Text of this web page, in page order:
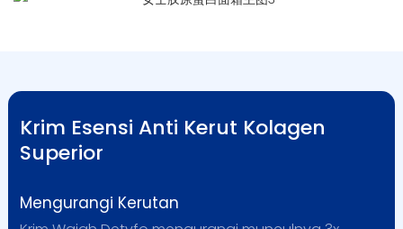
Krim Esensi Anti Kerut Kolagen
Superior
Mengurangi Kerutan